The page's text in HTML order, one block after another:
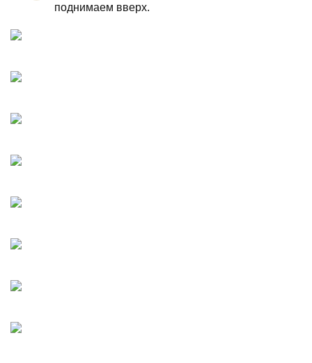
поднимаем вверх.